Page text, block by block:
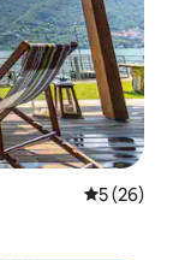
平均评分
5 (26)